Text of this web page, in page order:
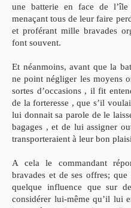
une batterie en face de
menaçant tous de leur faire
et proférant mille bravades
font souvent.
Et néanmoins, avant que la
ne point négliger les moyens
sortes d’occasions , il fit
de la forteresse , que s’il
lui donnait sa parole de le
bagages , et de lui assigner
transporteraient à leur bon
A cela le commandant
bravades et de ses offres;
quelque influence que sur
considérer lui-même qu’il lui